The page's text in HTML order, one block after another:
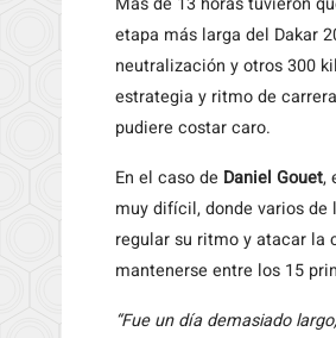
etapa más larga del Dakar
neutralización y otros 300
estrategia y ritmo de
pudiere costar caro.
En el caso de Daniel Gouet,
muy difícil, donde varios de
regular su ritmo y atacar la
mantenerse entre los 15
“Fue un día demasiado